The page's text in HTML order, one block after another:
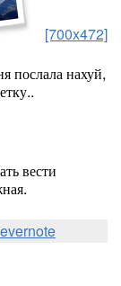
[700x472]
послала нахуй,
вести